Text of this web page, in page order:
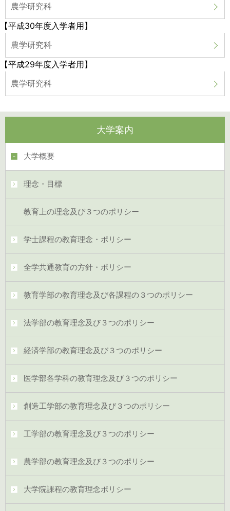
農学研究科
【平成30年度入学者用】
農学研究科
【平成29年度入学者用】
農学研究科
大学案内
大学概要
理念・目標
教育上の理念及び３つのポリシー
学士課程の教育理念・ポリシー
全学共通教育の方針・ポリシー
教育学部の教育理念及び各課程の３つのポリシー
法学部の教育理念及び３つのポリシー
経済学部の教育理念及び３つのポリシー
医学部各学科の教育理念及び３つのポリシー
創造工学部の教育理念及び３つのポリシー
工学部の教育理念及び３つのポリシー
農学部の教育理念及び３つのポリシー
大学院課程の教育理念ポリシー